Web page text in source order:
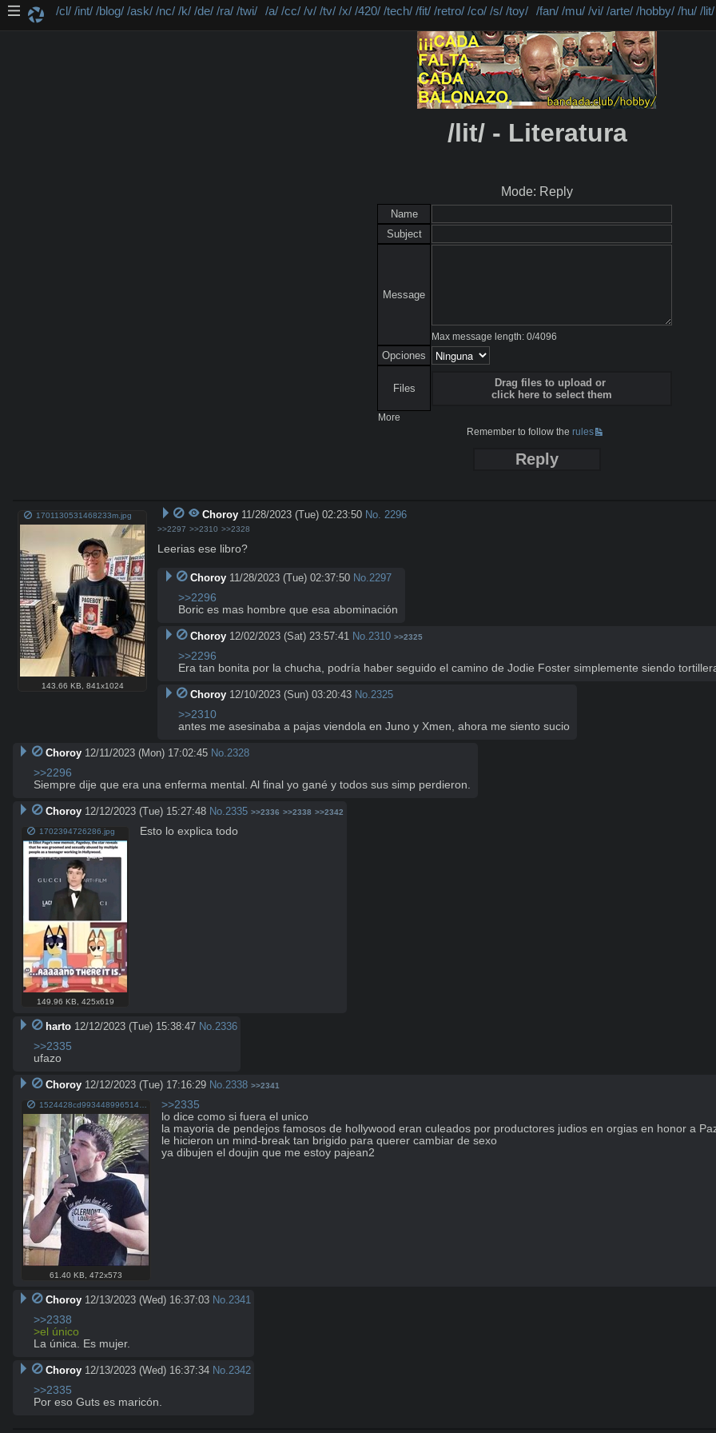
/cl/ /int/ /blog/ /ask/ /nc/ /k/ /de/ /ra/ /twi/ /a/ /cc/ /v/ /tv/ /x/ /420/ /tech/ /fit/ /retro/ /co/ /s/ /toy/ /fan/ /mu/ /vi/ /arte/ /hobby/ /hu/ /lit/
/lit/ - Literatura
Mode: Reply
Name
Subject
Message
Max message length: 0/4096
Opciones
Files
Drag files to upload or
click here to select them
More
Remember to follow therules
Reply
1701130531468233m.jpg
143.66 KB 841x1024
Choroy 11/28/2023 (Tue) 02:23:50 No. 2296
>>2297 >>2310 >>2328
Leerias ese libro?
Choroy 11/28/2023 (Tue) 02:37:50 No. 2297
>>2296
Boric es mas hombre que esa abominación
Choroy 12/02/2023 (Sat) 23:57:41 No. 2310 >>2325
>>2296
Era tan bonita por la chucha, podría haber seguido el camino de Jodie Foster simplemente siendo
Choroy 12/10/2023 (Sun) 03:20:43 No. 2325
>>2310
antes me asesinaba a pajas viendola en Juno y Xmen, ahora me siento sucio
Choroy 12/11/2023 (Mon) 17:02:45 No. 2328
>>2296
Siempre dije que era una enferma mental. Al final yo gané y todos sus simp perdieron.
Choroy 12/12/2023 (Tue) 15:27:48 No. 2335 >>2336 >>2338 >>2342
1702394726286.jpg
149.96 KB 425x619
Esto lo explica todo
harto 12/12/2023 (Tue) 15:38:47 No. 2336
>>2335
ufazo
Choroy 12/12/2023 (Tue) 17:16:29 No. 2338 >>2341
61.40 KB ,472x573
>>2335
lo dice como si fuera el unico
la mayoria de pendejos famosos de hollywood eran culeados por productores judios en orgias en honor a
le hicieron un mind-break tan brigido para querer cambiar de sexo
ya dibujen el doujin que me estoy pajean2
Choroy 12/13/2023 (Wed) 16:37:03 No.2341
>>2338
>el único
La única. Es mujer.
Choroy 12/13/2023 (Wed) 16:37:34 No.2342
>>2335
Por eso Guts es maricón.